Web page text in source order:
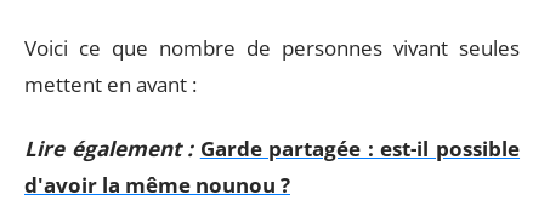
Voici ce que nombre de personnes vivant seules
mettent en avant :
Lire également : Garde partagée : est-il possible
d'avoir la même nounou ?